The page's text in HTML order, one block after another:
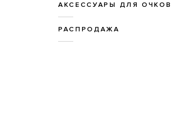
АКСЕССУАРЫ ДЛЯ ОЧКОВ
РАСПРОДАЖА